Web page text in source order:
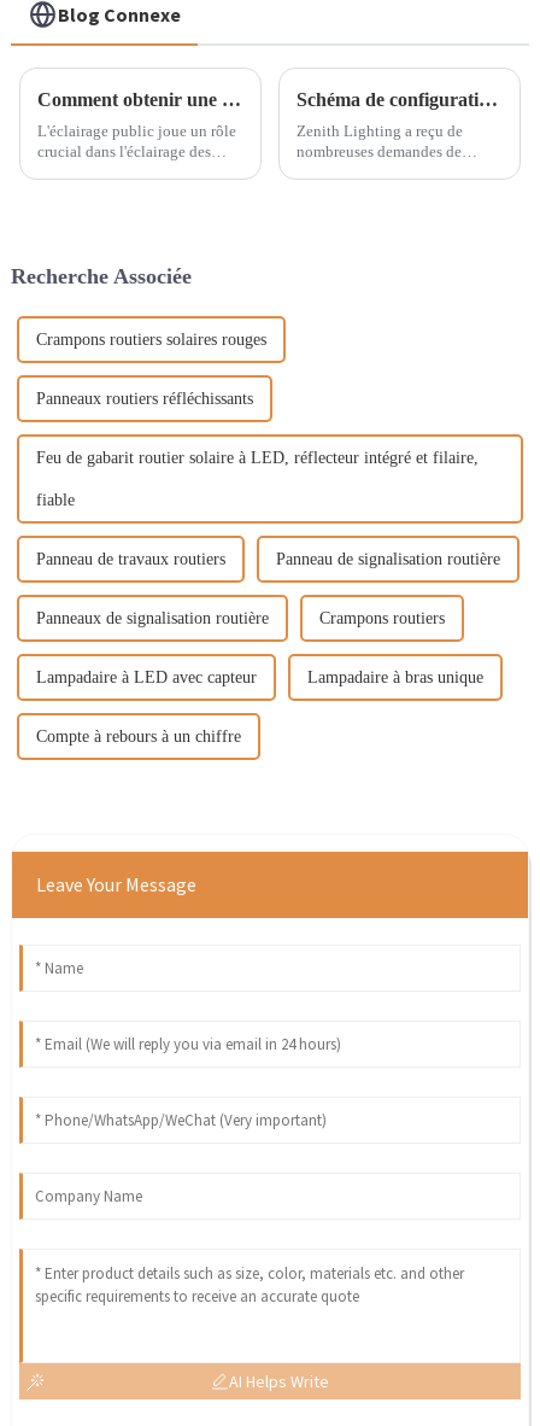
Blog Connexe
Comment obtenir une disposition optimale des lampadaires grâce à des tests ?
L'éclairage public joue un rôle
crucial dans l'éclairage des
approfondis pour optimiser
Schéma de configuration des feux de circulation pour une intersection
Zenith Lighting a reçu de
nombreuses demandes de
Recherche Associée
Crampons routiers solaires rouges
Panneaux routiers réfléchissants
Feu de gabarit routier solaire à LED, réflecteur intégré et filaire,
fiable
Panneau de travaux routiers Panneau de signalisation routière
Panneaux de signalisation routière Crampons routiers
Lampadaire à LED avec capteur Lampadaire à bras unique
Compte à rebours à un chiffre
Leave Your Message
AI Helps Write